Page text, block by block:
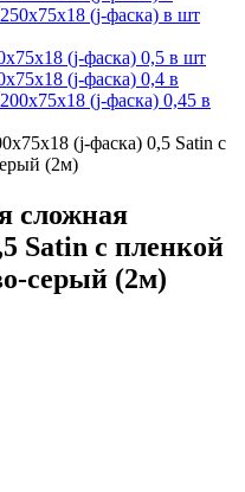
(j-фаска) в шт
(j-фаска) 0,5 в шт
(j-фаска) 0,4 в
(j-фаска) 0,45 в
(j-фаска) 0,5 Satin с
(2м)
сложная
Satin с пленкой
серый (2м)